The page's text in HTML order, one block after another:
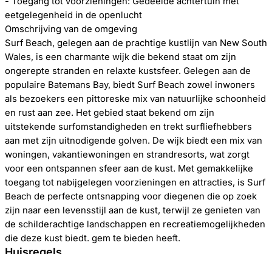
eetgelegenheid in de openlucht
Omschrijving van de omgeving
Surf Beach, gelegen aan de prachtige kustlijn van New South
Wales, is een charmante wijk die bekend staat om zijn
ongerepte stranden en relaxte kustsfeer. Gelegen aan de
populaire Batemans Bay, biedt Surf Beach zowel inwoners
als bezoekers een pittoreske mix van natuurlijke schoonheid
en rust aan zee. Het gebied staat bekend om zijn
uitstekende surfomstandigheden en trekt surfliefhebbers
aan met zijn uitnodigende golven. De wijk biedt een mix van
woningen, vakantiewoningen en strandresorts, wat zorgt
voor een ontspannen sfeer aan de kust. Met gemakkelijke
toegang tot nabijgelegen voorzieningen en attracties, is Surf
Beach de perfecte ontsnapping voor diegenen die op zoek
zijn naar een levensstijl aan de kust, terwijl ze genieten van
de schilderachtige landschappen en recreatiemogelijkheden
die deze kust biedt. gem te bieden heeft.